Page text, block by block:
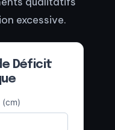
excessive.
Déficit
(cm)